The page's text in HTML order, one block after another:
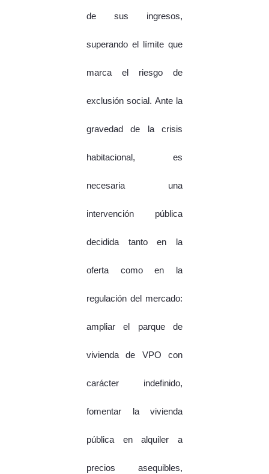
de sus ingresos,
superando el límite que
marca el riesgo de
exclusión social. Ante la
gravedad de la crisis
habitacional, es
necesaria una
intervención pública
decidida tanto en la
oferta como en la
regulación del mercado:
ampliar el parque de
vivienda de VPO con
carácter indefinido,
fomentar la vivienda
pública en alquiler a
precios asequibles,